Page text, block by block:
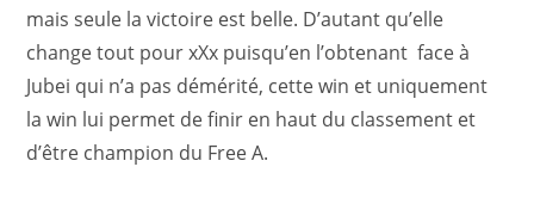
mais seule la victoire est belle. D’autant qu’elle
change tout pour xXx puisqu’en l’obtenant face à
Jubei qui n’a pas démérité, cette win et uniquement
la win lui permet de finir en haut du classement et
d’être champion du Free A.